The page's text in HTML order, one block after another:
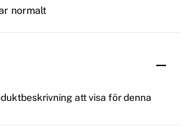
normalt
att visa för denna